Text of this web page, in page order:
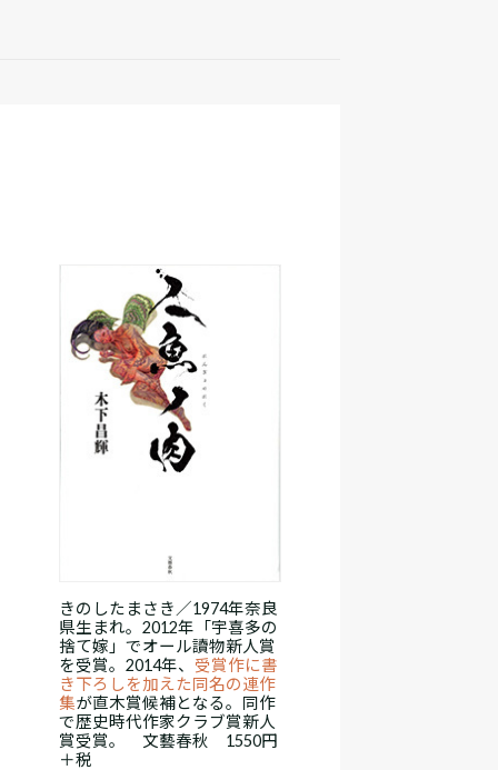
きのしたまさき／1974年奈良
県生まれ。2012年「宇喜多の
捨て嫁」でオール讀物新人賞
を受賞。2014年、 受賞作に書
き下ろしを加えた同名の連作
集が直木賞候補となる。同作
で歴史時代作家クラブ賞新人
賞受賞。 文藝春秋 1550円
＋税